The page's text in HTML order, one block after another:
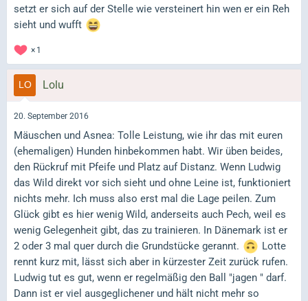
setzt er sich auf der Stelle wie versteinert hin wen er ein Reh
sieht und wufft
1
Lolu
20. September 2016
Mäuschen und Asnea: Tolle Leistung, wie ihr das mit euren
(ehemaligen) Hunden hinbekommen habt. Wir üben beides,
den Rückruf mit Pfeife und Platz auf Distanz. Wenn Ludwig
das Wild direkt vor sich sieht und ohne Leine ist, funktioniert
nichts mehr. Ich muss also erst mal die Lage peilen. Zum
Glück gibt es hier wenig Wild, anderseits auch Pech, weil es
wenig Gelegenheit gibt, das zu trainieren. In Dänemark ist er
2 oder 3 mal quer durch die Grundstücke gerannt.
Lotte
rennt kurz mit, lässt sich aber in kürzester Zeit zurück rufen.
Ludwig tut es gut, wenn er regelmäßig den Ball "jagen " darf.
Dann ist er viel ausgeglichener und hält nicht mehr so